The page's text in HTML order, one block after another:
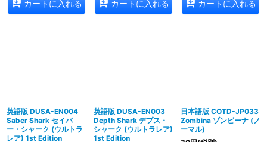
カートに入れる カートに入れる カートに入れる
英語版 DUSA-EN004
Saber Shark セイバ
ー・シャーク (ウルトラ
レア) 1st Edition
英語版 DUSA-EN003
Depth Shark デプス・
シャーク (ウルトラレア)
1st Edition
日本語版 COTD-JP033
Zombina ゾンビーナ (ノ
ーマル)